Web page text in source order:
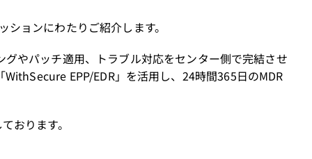
ョンにわたりご紹介します。
やパッチ適用、トラブル対応をセンター側で完結させ
EPP/EDR」を活用し、24時間365日のMDR
おります。